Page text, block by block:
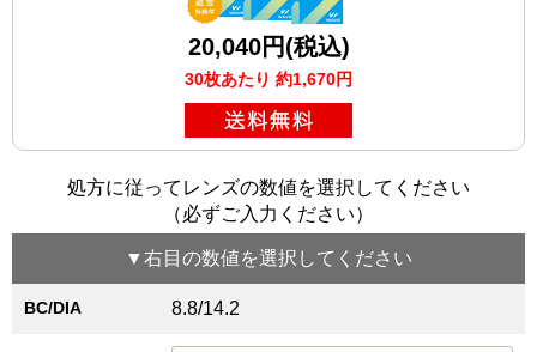
20,040円(税込)
30枚あたり 約1,670円
処方に従ってレンズの数値を選択してください
（必ずご入力ください）
▼右目 の数値を選択してください
BC/DIA 8.8/14.2